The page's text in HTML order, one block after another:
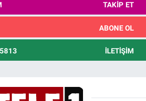
TAKIP ET
ABONE OL
İLETIŞIM